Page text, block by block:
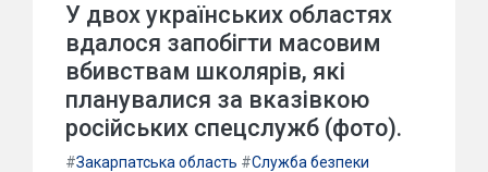
У двох українських областях
вдалося запобігти масовим
вбивствам школярів, які
планувалися за вказівкою
російських спецслужб (фото).
#Закарпатська область #Служба безпеки